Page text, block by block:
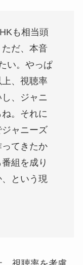
も相当頭
だ、本音
い。やっぱ
、視聴率
、ジャニ
。それに
ャニーズ
てきたか
組を成り
という現